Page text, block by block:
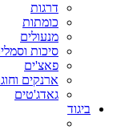
דרגות
כומתות
מנעולים
סיכות
פאצ'ים
ארנקים
גאדג'טים
ביגוד